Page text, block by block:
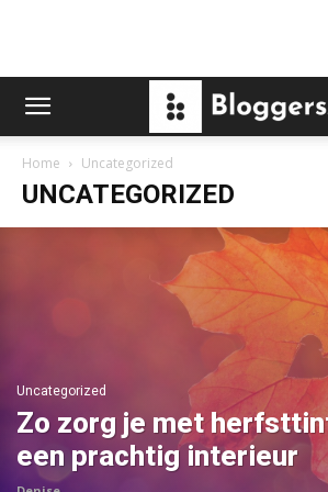
Home Uncategorized
UNCATEGORIZED
Uncategorized
Zo zorg je met
een prachtig interieur